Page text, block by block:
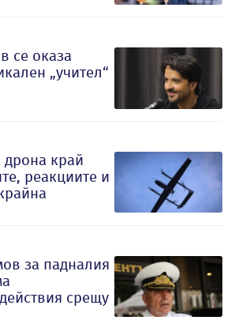
се оказа
„учител“
дрона край
реакциите и
за падналия
срещу